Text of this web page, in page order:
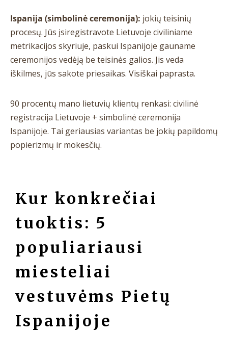
Ispanija (simbolinė ceremonija): jokių teisinių
procesų. Jūs įsiregistravote Lietuvoje civiliniame
metrikacijos skyriuje, paskui Ispanijoje gauname
ceremonijos vedėją be teisinės galios. Jis veda
iškilmes, jūs sakote priesaikas. Visiškai paprasta.
90 procentų mano lietuvių klientų renkasi: civilinė
registracija Lietuvoje + simbolinė ceremonija
Ispanijoje. Tai geriausias variantas be jokių papildomų
popierizmų ir mokesčių.
Kur konkrečiai
tuoktis: 5
populiariausi
miesteliai
vestuvėms Pietų
Ispanijoje